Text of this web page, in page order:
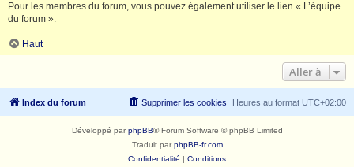
Pour les membres du forum, vous pouvez également utiliser le lien « L’équipe
du forum ».
Haut
Aller à
Index du forum Heures au format UTC+02:00
Supprimer les cookies
Développé parphpBB® Forum Software © phpBB Limited
Traduit parphpBB-fr.com
Confidentialité | Conditions